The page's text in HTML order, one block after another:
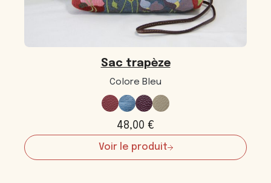
Sac trapèze
Colore Bleu
48,00 €
Voir le produit
:
Sac